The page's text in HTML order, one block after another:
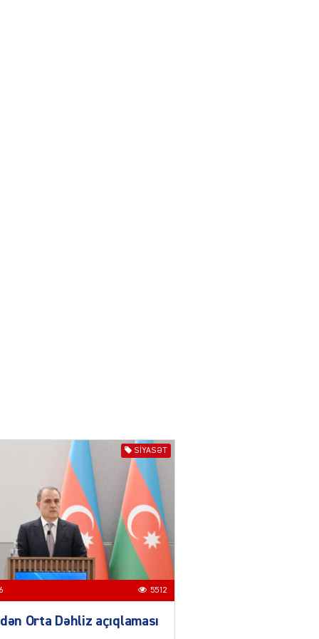
XİN rəhbərindən TRİPP
layihəsi ilə bağlı AÇIQLAMA
04.08.2026 4396
Müharibə Rusiyanın belini
SIYASƏT
5512
Orta Dəhliz açıqlaması